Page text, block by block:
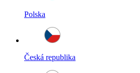
Polska
Česká republika